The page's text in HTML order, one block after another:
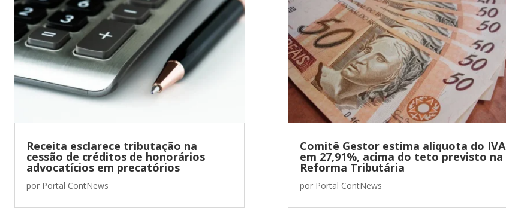
Receita esclarece tributação na
cessão de créditos de honorários
advocatícios em precatórios
por Portal ContNews
Comitê Gestor estima alíquota do IVA
em 27,91%, acima do teto previsto na
Reforma Tributária
por Portal ContNews